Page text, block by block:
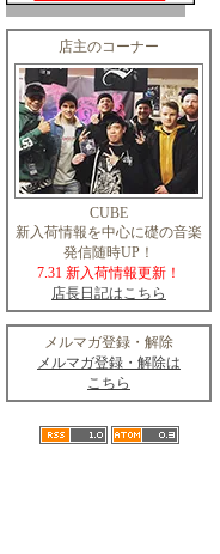
店主のコーナー
CUBE
新入荷情報を中心に礎の音楽
発信随時UP！
7.31 新入荷情報更新！
店長日記はこちら
メルマガ登録・解除
メルマガ登録・解除は
こちら